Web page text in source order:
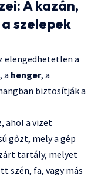
A kazán,
szelepek
elengedhetetlen a
, a henger, a
biztosítják a
ahol a vizet
gőzt, mely a gép
zárt tartály, melyet
szén, fa, vagy más